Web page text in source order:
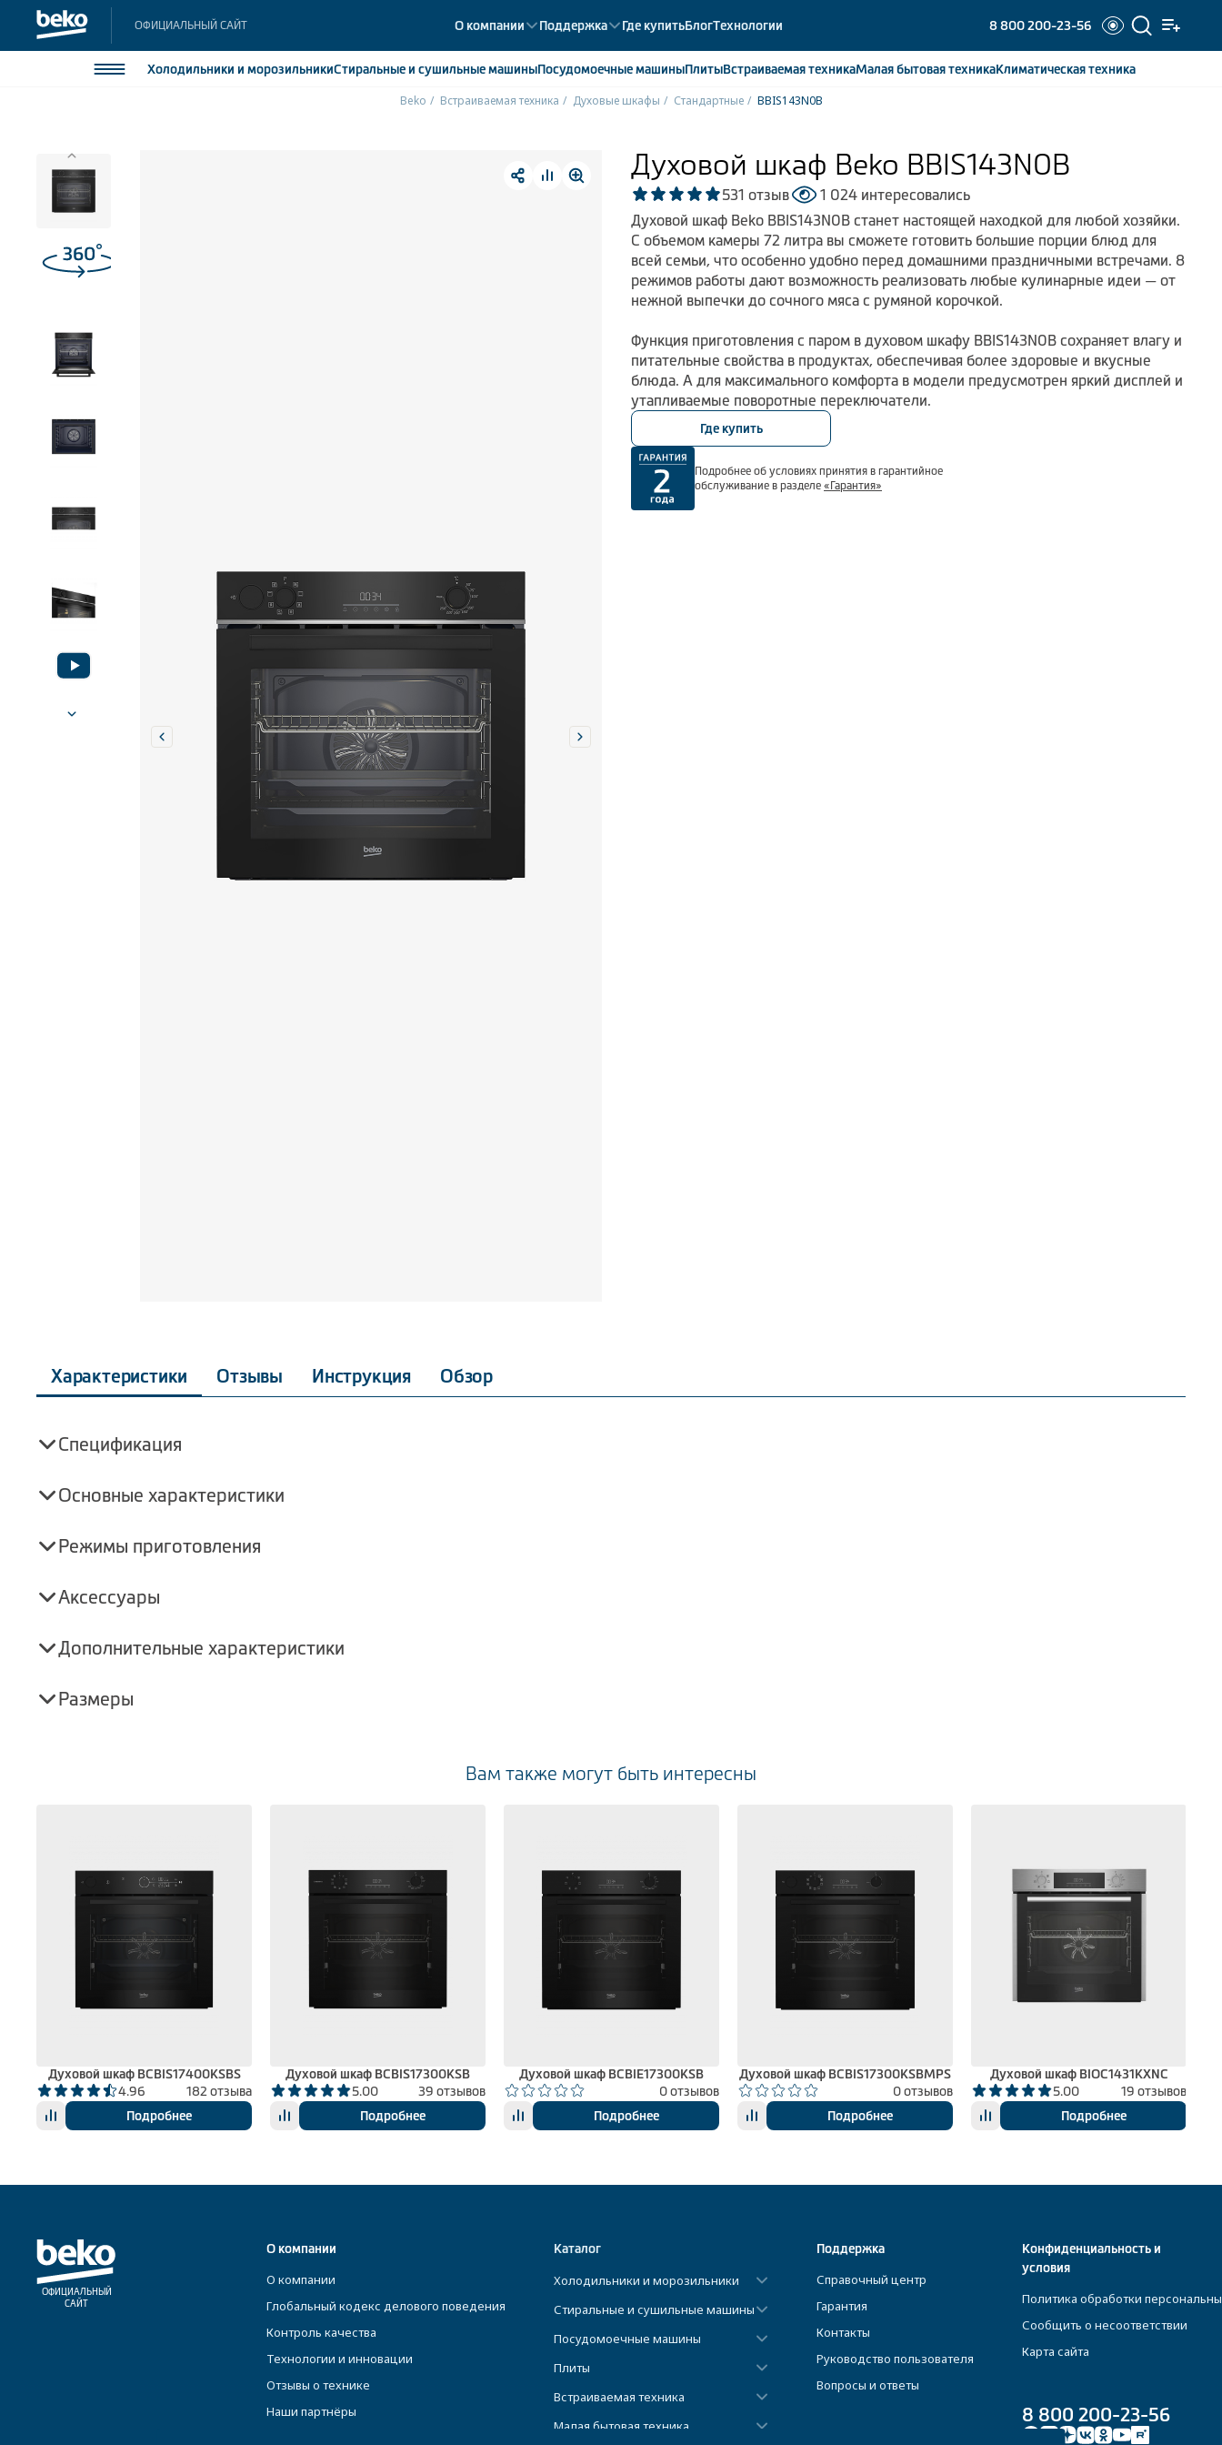
ОФИЦИАЛЬНЫЙ САЙТ О компании Поддержка Где купитьБлогТехнологии 8 800 200-23-56
Холодильники и морозильникиСтиральные и сушильные машиныПосудомоечныемашиныПлитыВстраиваемаятехникаМалая бытоваятехникаКлиматическаятехника
Посудомоечные машины
Встраиваемая техника
Климатическая техника
Beko Встраиваемая техника Духовые шкафы Стандартные BBIS143N0B
Духовой шкаф Beko BBIS143N0B
531 отзыв
1 024 интересовались
Духовой шкаф Beko BBIS143N0B станет настоящей находкой для любой хозяйки.
С объемом камеры 72 литра вы сможете готовить большие порции блюд для
всей семьи, что особенно удобно перед домашними праздничными встречами. 8
режимов работы дают возможность реализовать любые кулинарные идеи — от
нежной выпечки до сочного мяса с румяной корочкой.
Функция приготовления с паром в духовом шкафу BBIS143N0B сохраняет влагу и
питательные свойства в продуктах, обеспечивая более здоровые и вкусные
блюда. А для максимального комфорта в модели предусмотрен яркий дисплей и
утапливаемые поворотные переключатели.
Где купить
Подробнее об условиях принятия в гарантийное
обслуживание в разделе «Гарантия»
Характеристики Отзывы Инструкция Обзор
Спецификация
Основные характеристики
Режимы приготовления
Аксессуары
Дополнительные характеристики
Размеры
Вам также могут быть интересны
Духовой шкаф BCBIS17400KSBS
4.96
182 отзыва
Подробнее
Духовой шкаф BCBIS17300KSB
5.00
39 отзывов
Подробнее
Духовой шкаф BCBIE17300KSB
0 отзывов
Подробнее
Духовой шкаф BCBIS17300KSBMPS
0 отзывов
Подробнее
Духовой шкаф BIOC1431KXNC
5.00
19 отзывов
Подробнее
ОФИЦИАЛЬНЫЙ
САЙТ
О компании
О компании
Глобальный кодекс делового поведения
Контроль качества
Технологии и инновации
Отзывы о технике
Наши партнёры
Каталог
Холодильники и морозильники
Стиральные и сушильные машины
Посудомоечные машины
Плиты
Встраиваемая техника
Малая бытовая техника
Поддержка
Справочный центр
Гарантия
Контакты
Руководство пользователя
Вопросы и ответы
Конфиденциальность и
условия
Политика обработки
Сообщить о несоответствии
Карта сайта
8 800 200-23-56